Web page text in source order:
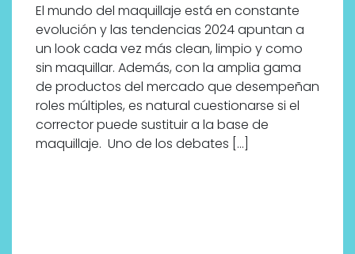
El mundo del maquillaje está en constante
evolución y las tendencias 2024 apuntan a
un look cada vez más clean, limpio y como
sin maquillar. Además, con la amplia gama
de productos del mercado que desempeñan
roles múltiples, es natural cuestionarse si el
corrector puede sustituir a la base de
maquillaje. Uno de los debates […]
Descubre cómo la cosmética
profesional va desde las
cabinas a tu rutina diaria